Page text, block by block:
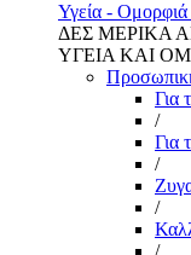
Υγεία - Ομορφιά
ΔΕΣ ΜΕΡΙΚΑ
ΥΓΕΙΑ ΚΑΙ
Για
/
Για
/
/
/